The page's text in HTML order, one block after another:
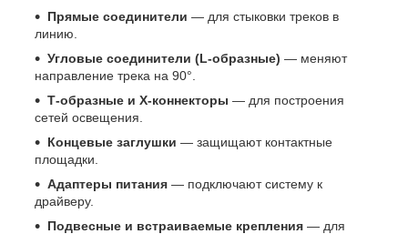
Прямые соединители — для стыковки треков в
линию.
Угловые соединители (L-образные) — меняют
направление трека на 90°.
Т-образные и X-коннекторы — для построения
сетей освещения.
Концевые заглушки — защищают контактные
площадки.
Адаптеры питания — подключают систему к
драйверу.
Подвесные и встраиваемые крепления — для